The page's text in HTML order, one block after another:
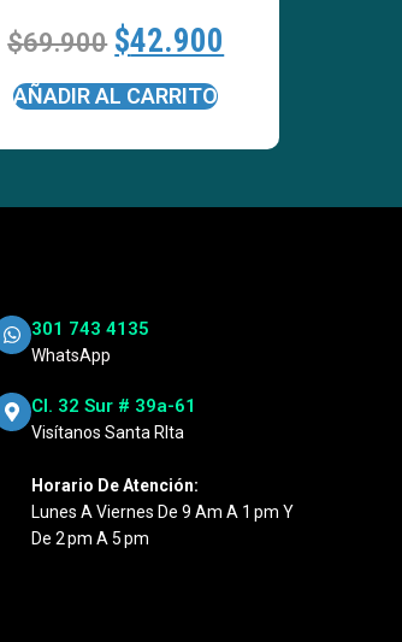
$69.900 $42.900
AÑADIR AL CARRITO
301 743 4135
WhatsApp
Cl. 32 Sur # 39a-61
Visítanos Santa RIta
Horario De Atención:
Lunes A Viernes De 9 Am A 1 Pm Y
De 2 Pm A 5 Pm